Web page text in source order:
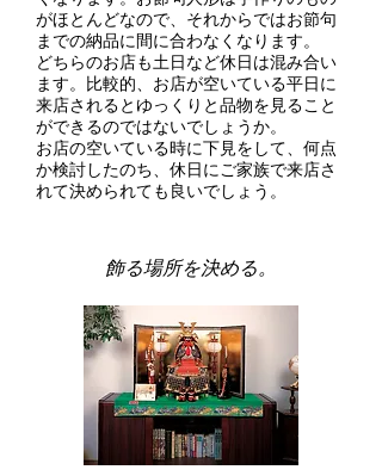
がほとんどなので、それからではお節句
までの納品に間に合わなくなります。
どちらのお店も土日など休日は混み合い
ます。比較的、お店が空いている平日に
来店されるとゆっくりと品物を見ること
ができるのではないでしょうか。
お店の空いている時に下見をして、何点
か検討したのち、休日にご家族で来店さ
れて決められても良いでしょう。
飾る場所を決める。